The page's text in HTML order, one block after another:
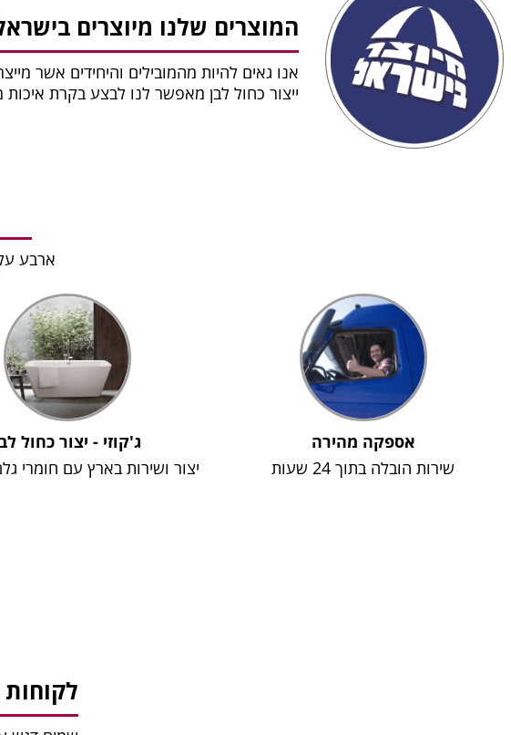
המוצרים שלנו מיוצרים
אנו גאים להיות מהמובילים והיחידים אשר
ייצור כחול לבן מאפשר לנו לבצע בקרת
ארבע
אספקה מהירה
שירות הובלה בתוך 24 שעות
ג'קוזי - יצור כחול
יצור ושירות בארץ עם חומרי